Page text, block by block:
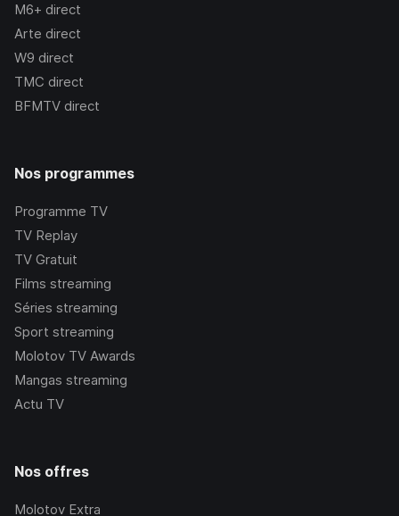
M6+ direct
Arte direct
W9 direct
TMC direct
BFMTV direct
Nos programmes
Programme TV
TV Replay
TV Gratuit
Films streaming
Séries streaming
Sport streaming
Molotov TV Awards
Mangas streaming
Actu TV
Nos offres
Molotov Extra